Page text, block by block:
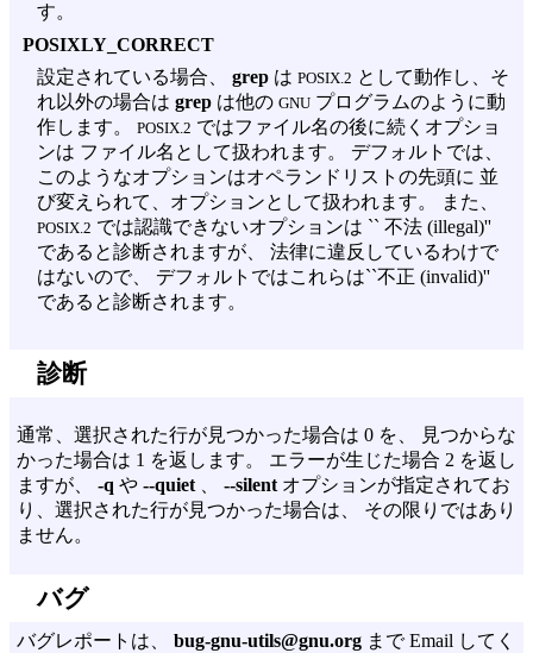
す。
POSIXLY_CORRECT
設定されている場合、 grep は POSIX.2 として動作し、そ
れ以外の場合は grep は他の GNU プログラムのように動
作します。 POSIX.2 ではファイル名の後に続くオプショ
ンは ファイル名として扱われます。 デフォルトでは、
このようなオプションはオペランドリストの先頭に 並
び変えられて、オプションとして扱われます。 また、
POSIX.2 では認識できないオプションは `` 不法 (illegal)''
であると診断されますが、 法律に違反しているわけで
はないので、 デフォルトではこれらは``不正 (invalid)''
であると診断されます。
診断
通常、選択された行が見つかった場合は 0 を、 見つからな
かった場合は 1 を返します。 エラーが生じた場合 2 を返し
ますが、 -q や --quiet --silent オプションが指定されてお
り、選択された行が見つかった場合は、 その限りではあり
ません。
バグ
バグレポートは、 bug-gnu-utils@gnu.org まで Email してく